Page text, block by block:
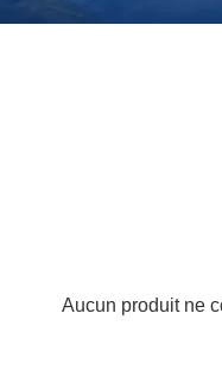
Aucun produit ne